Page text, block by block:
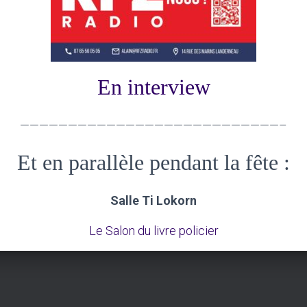
En interview
———————————————————————————–
Et en parallèle pendant la fête :
Salle Ti Lokorn
Le Salon du livre policier